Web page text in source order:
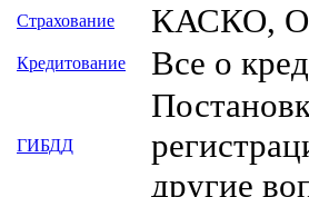
Страхование КАСКО,
Кредитование Все о
ГИБДД
другие